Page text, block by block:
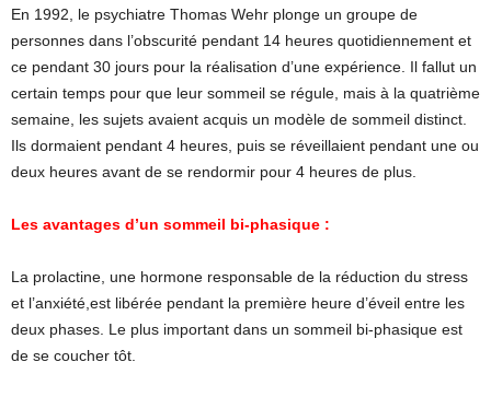
En 1992, le psychiatre Thomas Wehr plonge un groupe de
personnes dans l’obscurité pendant 14 heures quotidiennement et
ce pendant 30 jours pour la réalisation d’une expérience. Il fallut un
certain temps pour que leur sommeil se régule, mais à la quatrième
semaine, les sujets avaient acquis un modèle de sommeil distinct.
Ils dormaient pendant 4 heures, puis se réveillaient pendant une ou
deux heures avant de se rendormir pour 4 heures de plus.
Les avantages d’un sommeil bi-phasique :
La prolactine, une hormone responsable de la réduction du stress
et l’anxiété,est libérée pendant la première heure d’éveil entre les
deux phases. Le plus important dans un sommeil bi-phasique est
de se coucher tôt.